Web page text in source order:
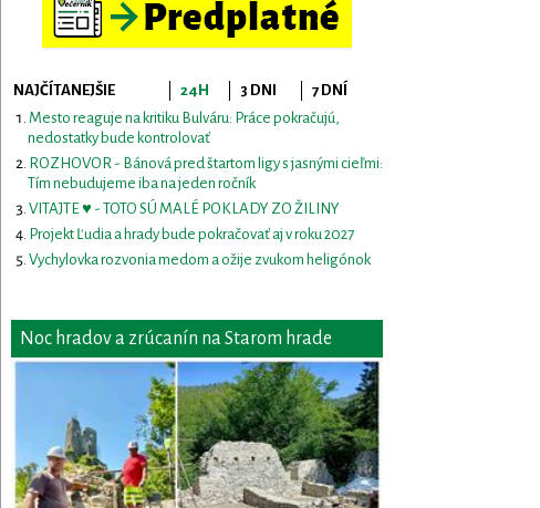
NAJČÍTANEJŠIE 24H 3 DNI
7 DNÍ
Mesto reaguje na kritiku Bulváru: Práce pokračujú,
nedostatky bude kontrolovať
ROZHOVOR - Bánová pred štartom ligy s jasnými cieľmi:
Tím nebudujeme iba na jeden ročník
VITAJTE ♥ - TOTO SÚ MALÉ POKLADY ZO ŽILINY
Projekt Ľudia a hrady bude pokračovať aj v roku 2027
Vychylovka rozvonia medom a ožije zvukom heligónok
Noc hradov a zrúcanín na Starom hrade